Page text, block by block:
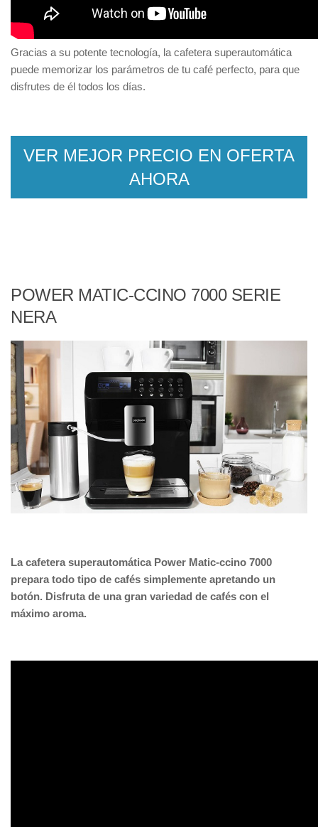
Gracias a su potente tecnología, la cafetera superautomática
puede memorizar los parámetros de tu café perfecto, para que
disfrutes de él todos los días.
VER MEJOR PRECIO EN OFERTA
AHORA
POWER MATIC-CCINO 7000 SERIE
NERA
La cafetera superautomática Power Matic-ccino 7000
prepara todo tipo de cafés simplemente apretando un
botón. Disfruta de una gran variedad de cafés con el
máximo aroma.